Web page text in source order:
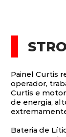
Painel Curtis
operador,
Curtis e
de energia,
Bateria de